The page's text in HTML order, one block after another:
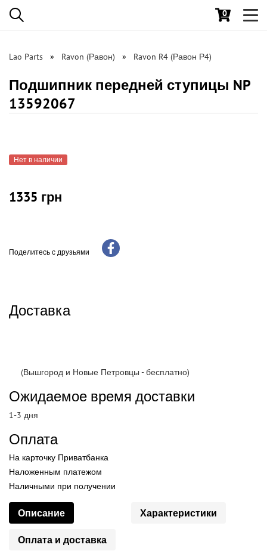
0
Lao Parts Ravon (Равон) Ravon R4 (Равон Р4)
Подшипник передней ступицы NP
13592067
Нет в наличии
1335 грн
Поделитесь с друзьями
Доставка
(Вышгород и Новые Петровцы - бесплатно)
Ожидаемое время доставки
1-3 дня
Оплата
На карточку Приватбанка
Наложенным платежом
Наличными при получении
Описание Характеристики
Оплата и доставка